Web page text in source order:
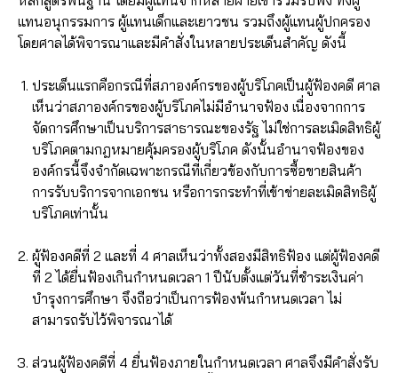
แทนอนุกรรมการ ผู้แทนเด็กและเยาวชน รวมถึงผู้แทนผู้ปกครอง
โดยศาลได้พิจารณาและมีคำสั่งในหลายประเด็นสำคัญ ดังนี้
ประเด็นแรกคือกรณีที่สภาองค์กรของผู้บริโภคเป็นผู้ฟ้องคดี ศาล
เห็นว่าสภาองค์กรของผู้บริโภคไม่มีอำนาจฟ้อง เนื่องจากการ
จัดการศึกษาเป็นบริการสาธารณะของรัฐ ไม่ใช่การละเมิดสิทธิผู้
บริโภคตามกฎหมายคุ้มครองผู้บริโภค ดังนั้นอำนาจฟ้องของ
องค์กรนี้จึงจำกัดเฉพาะกรณีที่เกี่ยวข้องกับการซื้อขายสินค้า
การรับบริการจากเอกชน หรือการกระทำที่เข้าข่ายละเมิดสิทธิผู้
บริโภคเท่านั้น
ผู้ฟ้องคดีที่ 2 และที่ 4 ศาลเห็นว่าทั้งสองมีสิทธิฟ้อง แต่ผู้ฟ้องคดี
ที่ 2 ได้ยื่นฟ้องเกินกำหนดเวลา 1 ปีนับตั้งแต่วันที่ชำระเงินค่า
บำรุงการศึกษา จึงถือว่าเป็นการฟ้องพ้นกำหนดเวลา ไม่
สามารถรับไว้พิจารณาได้
ส่วนผู้ฟ้องคดีที่ 4 ยื่นฟ้องภายในกำหนดเวลา ศาลจึงมีคำสั่งรับ